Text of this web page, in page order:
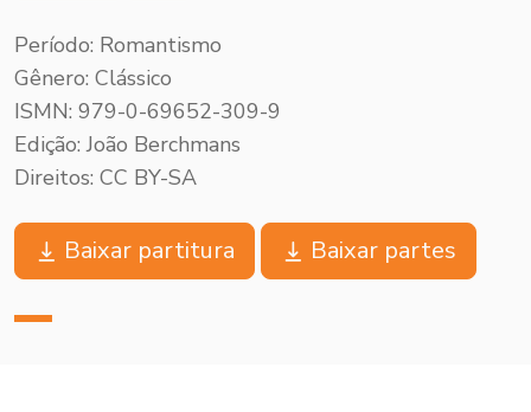
Período: Romantismo
Gênero: Clássico
ISMN: 979-0-69652-309-9
Edição: João Berchmans
Direitos: CC BY-SA
Baixar partitura Baixar partes